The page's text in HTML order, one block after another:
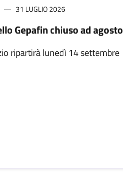
31 LUGLIO 2026
Gepafin chiuso ad agosto
ripartirà lunedì 14 settembre